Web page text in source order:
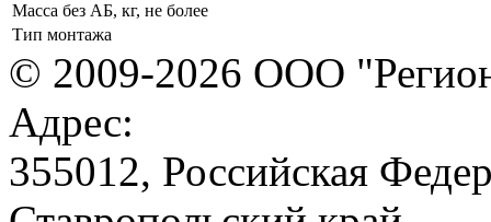
Масса без АБ, кг, не более
Тип монтажа
© 2009-2026 ООО
Адрес:
355012, Российская